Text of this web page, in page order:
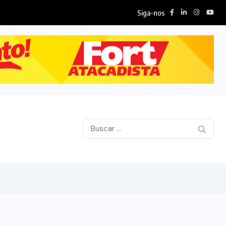
Siga-nos